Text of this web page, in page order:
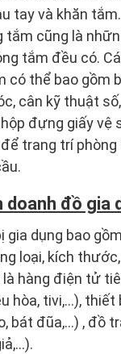
tay và khăn
tắm cũng là
tắm đều có.
có thể bao gồm
cân kỹ thuật
đựng giấy vệ
trang trí phòng
doanh đồ gia
gia dụng bao
loại, kích
hàng điện tử
hòa, tivi,...), thiết
bát đũa,...) , đồ